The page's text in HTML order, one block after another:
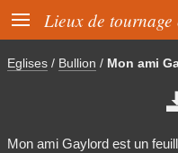
 Lieux de tournage
Eglises / Bullion / Mon ami
Mon ami Gaylord est un